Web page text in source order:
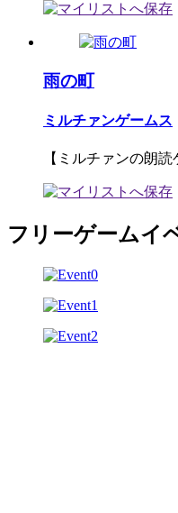
雨の町
ミルチァンゲームス
【ミルチァンの朗
フリーゲームイ